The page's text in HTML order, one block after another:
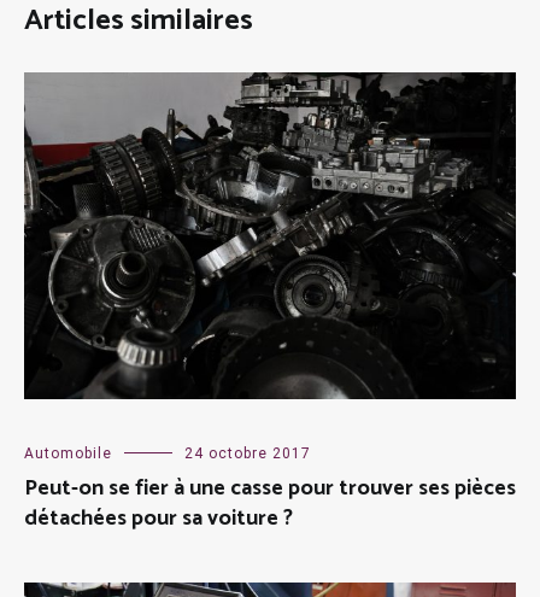
Articles similaires
Automobile 24 octobre 2017
Peut-on se fier à une casse pour trouver ses pièces
détachées pour sa voiture ?